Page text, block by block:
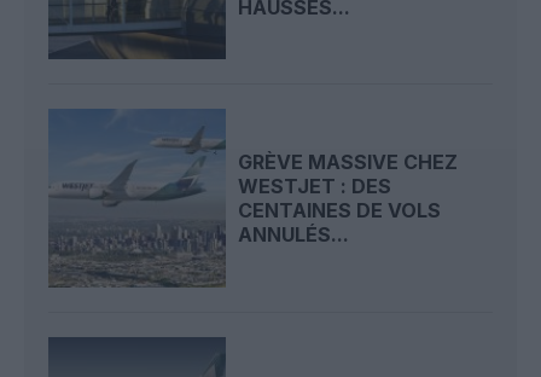
HAUSSES...
GRÈVE MASSIVE CHEZ
WESTJET : DES
CENTAINES DE VOLS
ANNULÉS...